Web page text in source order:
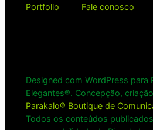
Portfolio
Fale conosco
Designed com WordPress para
Elegantes®. Concepção,
Parakalo® Boutique de
Todos os conteúdos